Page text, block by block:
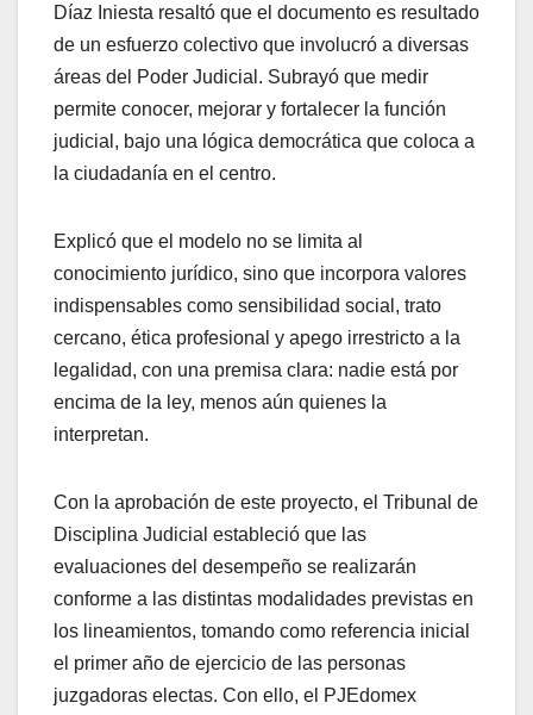
Díaz Iniesta resaltó que el documento es resultado
de un esfuerzo colectivo que involucró a diversas
áreas del Poder Judicial. Subrayó que medir
permite conocer, mejorar y fortalecer la función
judicial, bajo una lógica democrática que coloca a
la ciudadanía en el centro.
Explicó que el modelo no se limita al
conocimiento jurídico, sino que incorpora valores
indispensables como sensibilidad social, trato
cercano, ética profesional y apego irrestricto a la
legalidad, con una premisa clara: nadie está por
encima de la ley, menos aún quienes la
interpretan.
Con la aprobación de este proyecto, el Tribunal de
Disciplina Judicial estableció que las
evaluaciones del desempeño se realizarán
conforme a las distintas modalidades previstas en
los lineamientos, tomando como referencia inicial
el primer año de ejercicio de las personas
juzgadoras electas. Con ello, el PJEdomex